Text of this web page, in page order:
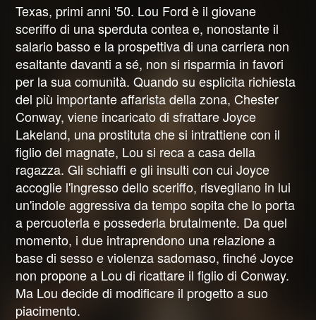
Texas, primi anni '50. Lou Ford è il giovane
sceriffo di una sperduta contea e, nonostante il
salario basso e la prospettiva di una carriera non
esaltante davanti a sé, non si risparmia in favori
per la sua comunità. Quando su esplicita richiesta
del più importante affarista della zona, Chester
Conway, viene incaricato di sfrattare Joyce
Lakeland, una prostituta che si intrattiene con il
figlio del magnate, Lou si reca a casa della
ragazza. Gli schiaffi e gli insulti con cui Joyce
accoglie l'ingresso dello sceriffo, risvegliano in lui
un'indole aggressiva da tempo sopita che lo porta
a percuoterla e possederla brutalmente. Da quel
momento, i due intraprendono una relazione a
base di sesso e violenza sadomaso, finché Joyce
non propone a Lou di ricattare il figlio di Conway.
Ma Lou decide di modificare il progetto a suo
piacimento.